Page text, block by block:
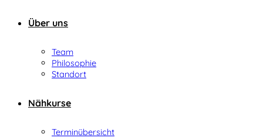
Über uns
Team
Philosophie
Standort
Nähkurse
Terminübersicht